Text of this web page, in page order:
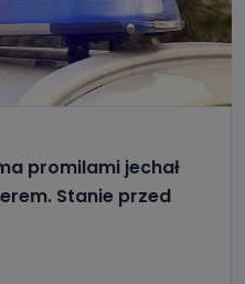
promilami jechał
Stanie przed